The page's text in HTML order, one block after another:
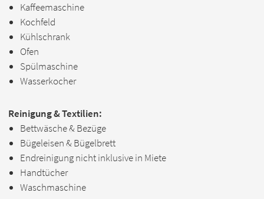
Kaffeemaschine
Kochfeld
Kühlschrank
Ofen
Spülmaschine
Wasserkocher
Reinigung & Textilien:
Bettwäsche & Bezüge
Bügeleisen & Bügelbrett
Endreinigung nicht inklusive in Miete
Handtücher
Waschmaschine